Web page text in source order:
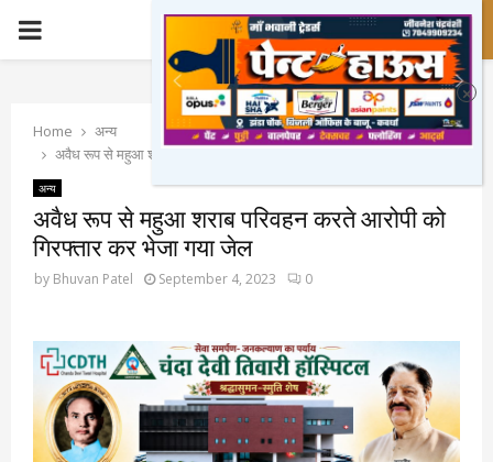
PRIMARY
Home
अन्य
अवैध रूप से महुआ शराब परिवहन करते आरोपी को गिरफ्तार कर भेजा गया जेल
अन्य
अवैध रूप से महुआ शराब परिवहन करते आरोपी को
गिरफ्तार कर भेजा गया जेल
by Bhuvan Patel September 4, 2023 0